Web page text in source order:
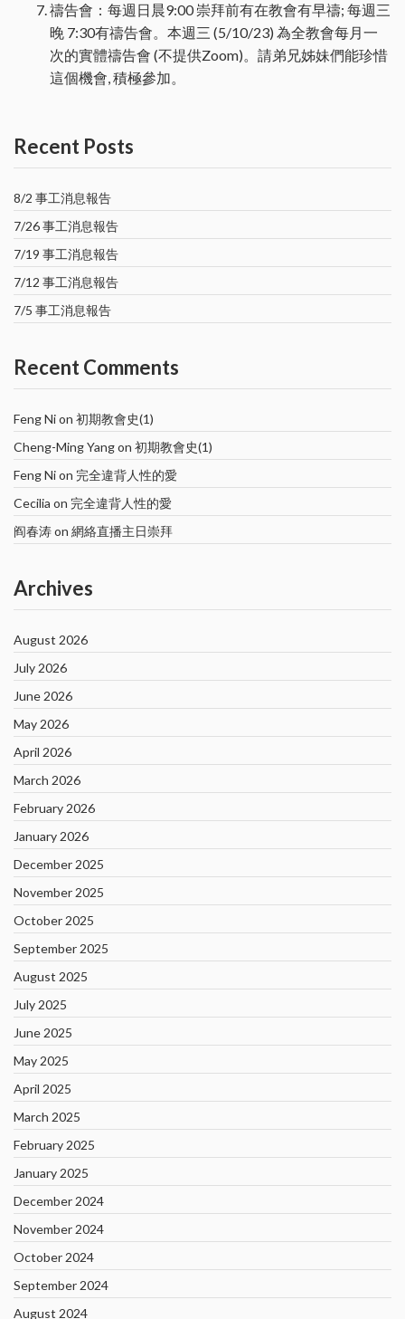
禱告會：每週日晨9:00 崇拜前有在教會有早禱; 每週三
晚 7:30有禱告會。本週三 (5/10/23) 為全教會每月一
次的實體禱告會 (不提供Zoom)。請弟兄姊妹們能珍惜
這個機會, 積極參加。
Recent Posts
8/2 事工消息報告
7/26 事工消息報告
7/19 事工消息報告
7/12 事工消息報告
7/5 事工消息報告
Recent Comments
Feng Nion 初期教會史(1)
Cheng-Ming Yangon 初期教會史(1)
Feng Nion 完全違背人性的愛
Cecilia on 完全違背人性的愛
阎春涛on 網絡直播主日崇拜
Archives
August 2026
July 2026
June 2026
May 2026
April 2026
March 2026
February 2026
January 2026
December 2025
November 2025
October 2025
September 2025
August 2025
July 2025
June 2025
May 2025
April 2025
March 2025
February 2025
January 2025
December 2024
November 2024
October 2024
September 2024
August 2024